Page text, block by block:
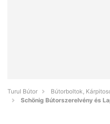
Turul Bútor
Bútorboltok,
Schönig Bútorszerelvény és